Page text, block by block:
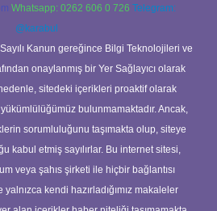
Whatsapp: 0262 606 0 726 Telegram:
@karabul
Kanun gereğince Bilgi Teknolojileri ve
onaylanmış bir Yer Sağlayıcı olarak
sitedeki içerikleri proaktif olarak
bulunmamaktadır. Ancak,
sorumluluğunu taşımakta olup, siteye
kabul etmiş sayılırlar. Bu internet sitesi,
veya şahıs şirketi ile hiçbir bağlantısı
kendi hazırladığımız makaleler